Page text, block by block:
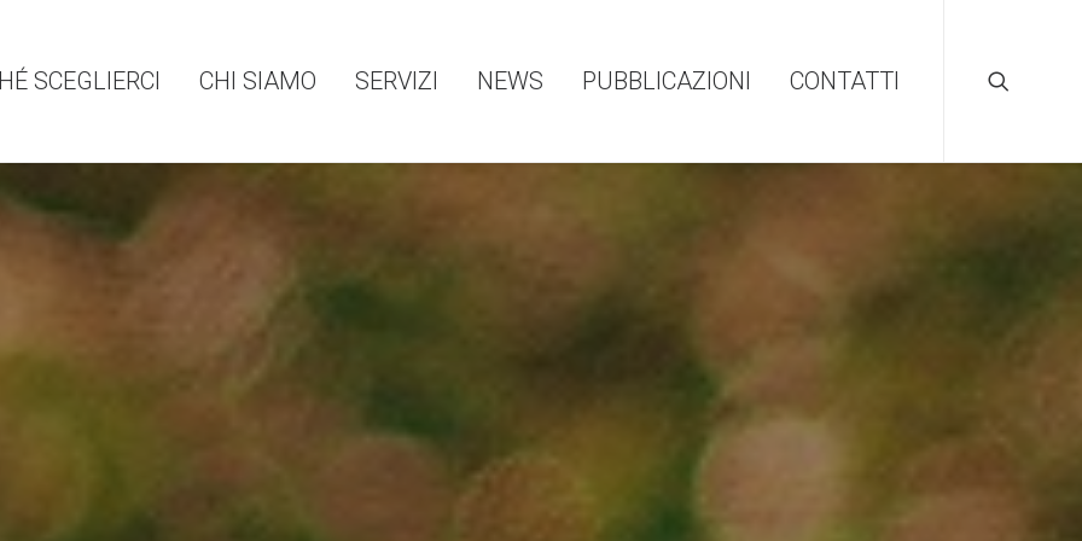
SCEGLIERCI CHI SIAMO SERVIZI NEWS PUBBLICAZIONI CONTATTI